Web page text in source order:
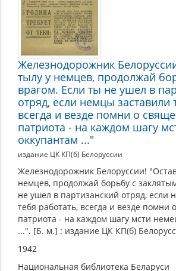
Железнодорожник
тылу у немцев, продолжай
врагом. Если ты не ушел в
отряд, если немцы заставили
всегда и везде помни о
патриота - на каждом шагу
оккупантам ..."
издание ЦК КП(б) Белоруссии
Железнодорожник Белоруссии!
немцев, продолжай борьбу с
не ушел в партизанский отряд, если
тебя работать, всегда и везде помни
патриота - на каждом шагу мсти
...". [Б. м.] : издание ЦК КП(б)
1942
Национальная библиотека Беларуси